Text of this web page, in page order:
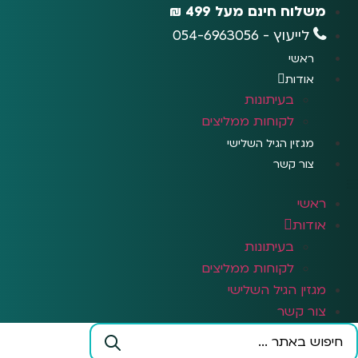
משלוח חינם מעל 499 ₪
לייעוץ - 054-6963056
ראשי
אודות
בעיתונות
לקוחות ממליצים
מגזין הגיל השלישי
צור קשר
ראשי
אודות
בעיתונות
לקוחות ממליצים
מגזין הגיל השלישי
צור קשר
Search